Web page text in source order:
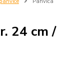
24 cm /